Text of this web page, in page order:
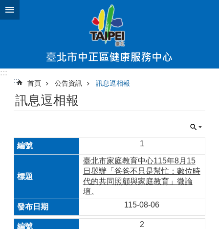
跳到主要內容區塊
:::
:::
首頁 公告資訊 訊息逗相報
訊息逗相報
1
臺北市家庭教育中心115年8月15
日舉辦「爸爸不只是幫忙：數位時
代的共同照顧與家庭教育」微論
壇。
115-08-06
2